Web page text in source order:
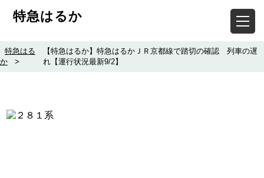
特急はるか
特急はる
か
>
【特急はるか】特急はるかＪＲ京都線で踏切の確認 列車の遅
れ【運行状況最新9/2】